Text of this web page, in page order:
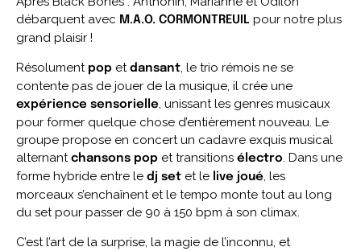
débarquent avec M.A.O. CORMONTREUIL pour notre plus
grand plaisir !
Résolument pop etdansant, le trio rémois ne se
contente pas de jouer de la musique, il crée une
expérience sensorielle, unissant les genres musicaux
pour former quelque chose d’entièrement nouveau. Le
groupe propose en concert un cadavre exquis musical
alternantchansons pop et transitions électro. Dans une
forme hybride entre le dj set et le live joué, les
morceaux s’enchaînent et le tempo monte tout au long
du set pour passer de 90 à 150 bpm à son climax.
C’est l’art de la surprise, la magie de l’inconnu, et